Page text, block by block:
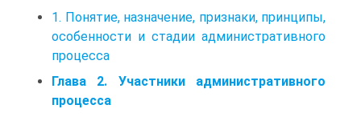
1. Понятие, назначение, признаки, принципы,
особенности и стадии административного
процесса
Глава 2. Участники административного
процесса